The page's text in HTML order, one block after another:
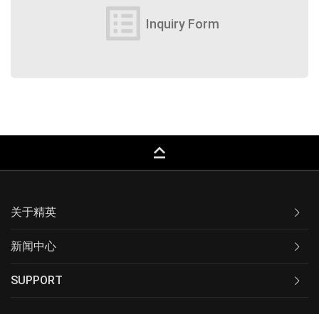
list_alt Inquiry Form
keyboard_capslock
关于精英
新闻中心
SUPPORT